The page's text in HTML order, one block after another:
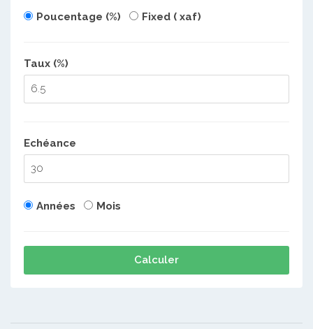
Poucentage (%) Fixed ( xaf)
Taux (%)
Echéance
Années Mois
Calculer